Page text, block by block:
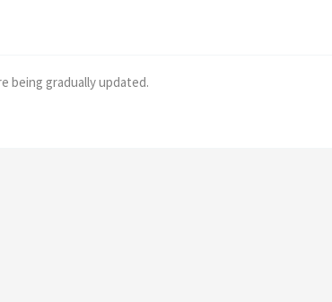
being gradually updated.